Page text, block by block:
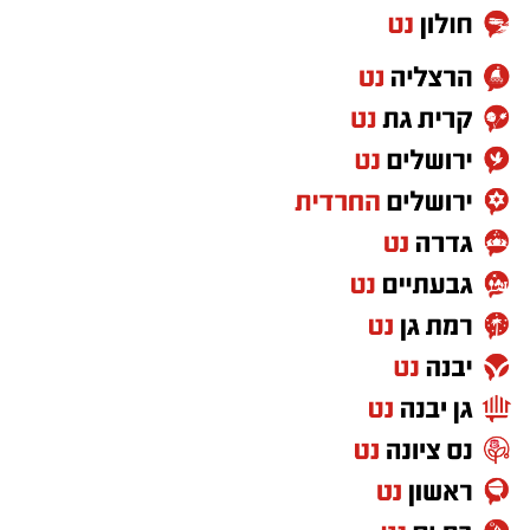
ועדת חקירה. בחודש אפריל האחרון הופיע גם בדיון
בבג"ץ שעסק בעתירות להקמת ועדת חקירה
ממלכתית.
האפשרות שסגלוביץ' יצטרף לרע"ם מעוררת בימים
האחרונים דיון פוליטי משמעותי. סגלוביץ', ניצב
בדימוס ולשעבר ראש אגף החקירות והמודיעין
שנים אחת הדמויות הבולטות ביש עתיד.
לפי הפרסומים האחרונים, המגעים עם רע"ם טרם
הבשילו לכדי הודעה רשמית על הצטרפות. במקביל
פורסם כי סגלוביץ' הציב תנאים הנוגעים לעמדותיה
של רע"ם כתנאי למהלך אפשרי. עצם קיום השיחות,
לצד פרישתו מיש עתיד, כבר הפכו את הסוגיה
לאחד הנושאים הפוליטיים הבולטים של סוף
השבוע.
שבעה מבנים.
התוכנית, שכבר אושרה להפקדה בוועדה המחוזית
לתכנון ובנייה תל אביב, כוללת הריסה של חמישה